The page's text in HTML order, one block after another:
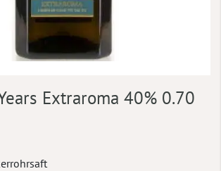
Extraroma 40% 0.70